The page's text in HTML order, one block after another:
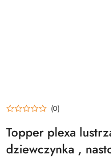
(0)
Topper plexa
dziewczynka ,